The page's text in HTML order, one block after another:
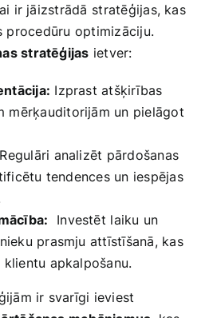
ir jāizstrādā⁤ stratēģijas, kas
procedūru ⁣optimizāciju.
stratēģijas ietver:
Izprast atšķirības
mērķauditorijām un pielāgot
Regulāri analizēt​ pārdošanas
tendences un iespējas
⁣ Investēt ⁣laiku un
prasmju attīstīšanā, kas⁤
apkalpošanu.
ir svarīgi ieviest